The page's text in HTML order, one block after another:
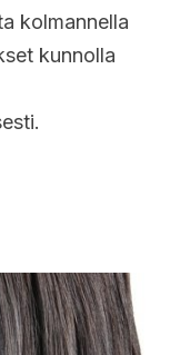
kolmannella
kunnolla